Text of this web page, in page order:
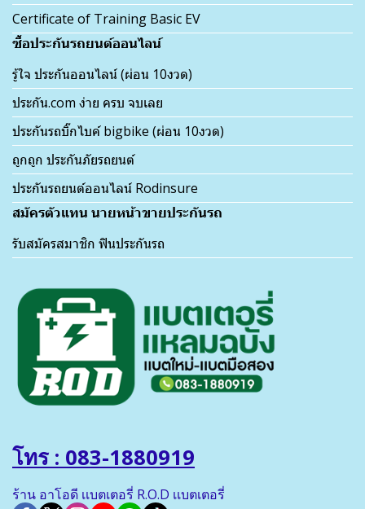
Certificate of Training Basic EV
ซื้อประกันรถยนต์ออนไลน์
รู้ใจ ประกันออนไลน์ (ผ่อน 10งวด)
ประกัน.com ง่าย ครบ จบเลย
ประกันรถบิ๊กไบค์ bigbike (ผ่อน 10งวด)
ถูกถูก ประกันภัยรถยนต์
ประกันรถยนต์ออนไลน์ Rodinsure
สมัครตัวแทน นายหน้าขายประกันรถ
รับสมัครสมาชิก ฟินประกันรถ
โทร : 083-1880919
ร้าน อาโอดี เเบตเตอรี่ R.O.D เเบตเตอรี่